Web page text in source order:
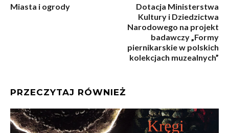
Miasta i ogrody
Dotacja Ministerstwa
Kultury i Dziedzictwa
Narodowego na projekt
badawczy „Formy
piernikarskie w polskich
kolekcjach muzealnych”
PRZECZYTAJ RÓWNIEŻ